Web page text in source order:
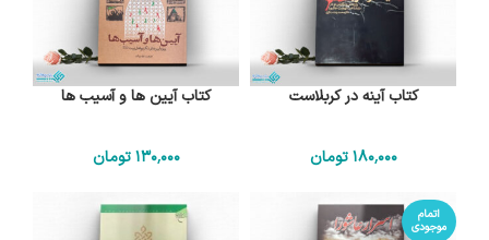
کتاب آینه در کربلاست
180٬000 تومان
کتاب آیین ها و آسیب ها
130٬000 تومان
اتمام
موجودی